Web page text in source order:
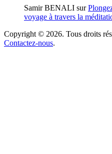
Samir BENALI sur
voyage à travers la
Copyright © 2026. Tous droits
Contactez-nous.